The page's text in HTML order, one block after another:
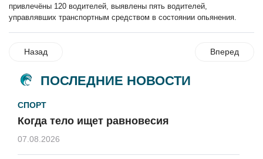
привлечёны 120 водителей, выявлены пять водителей,
управлявших транспортным средством в состоянии опьянения.
Назад Вперед
ПОСЛЕДНИЕ НОВОСТИ
СПОРТ
Когда тело ищет равновесия
07.08.2026